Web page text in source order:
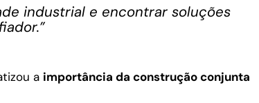
industrial e encontrar soluções
a importância da construção conjunta